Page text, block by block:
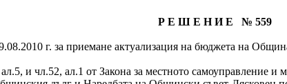
Р Е Ш Е Н И Е № 559
г. за приемане актуализация на бюджета на
и чл.52, ал.1 от Закона за местното самоуправление и